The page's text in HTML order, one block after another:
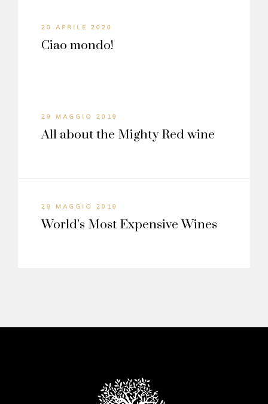
20 APRILE 2020
Ciao mondo!
29 MAGGIO 2019
All about the Mighty Red wine
29 MAGGIO 2019
World’s Most Expensive Wines